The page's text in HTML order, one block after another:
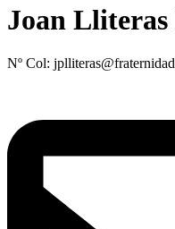
Joan
Nº Col: